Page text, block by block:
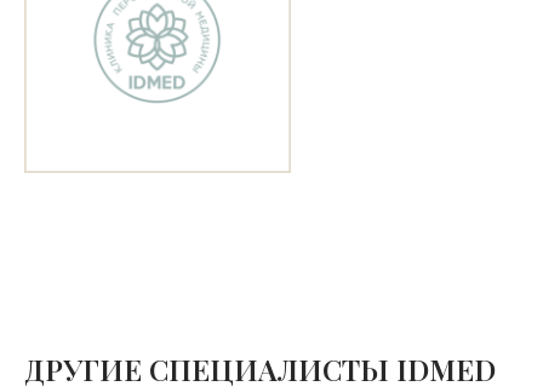
ДРУГИЕ СПЕЦИАЛИСТЫ IDMED